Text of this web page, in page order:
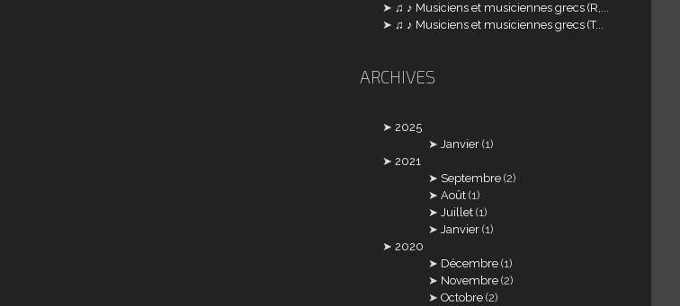
♫ ♪ Musiciens et musiciennes grecs (R,...
♫ ♪ Musiciens et musiciennes grecs (T...
ARCHIVES
2025
Janvier (1)
2021
Septembre (2)
Août (1)
Juillet (1)
Janvier (1)
2020
Décembre (1)
Novembre (2)
Octobre (2)